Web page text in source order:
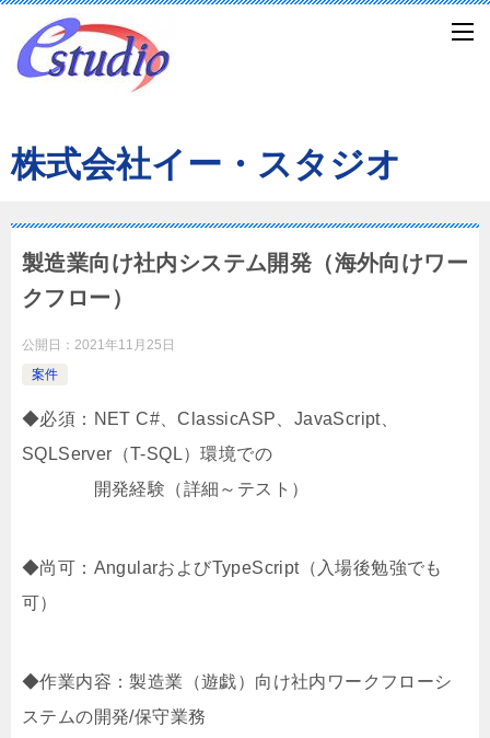
株式会社イー・スタジオ
製造業向け社内システム開発（海外向けワー
クフロー）
公開日： 2021年11月25日
案件
◆必須：NET C#、ClassicASP、JavaScript、
SQLServer（T-SQL）環境での
開発経験（詳細～テスト）
◆尚可：AngularおよびTypeScript（入場後勉強でも
可）
◆作業内容：製造業（遊戯）向け社内ワークフローシ
ステムの開発/保守業務